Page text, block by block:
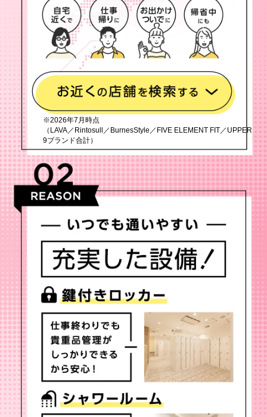
※2026年7月時点
（LAVA／Rintosull／BurnesStyle／FIVE ELEMENT FIT／UPPER
9ブランド合計）